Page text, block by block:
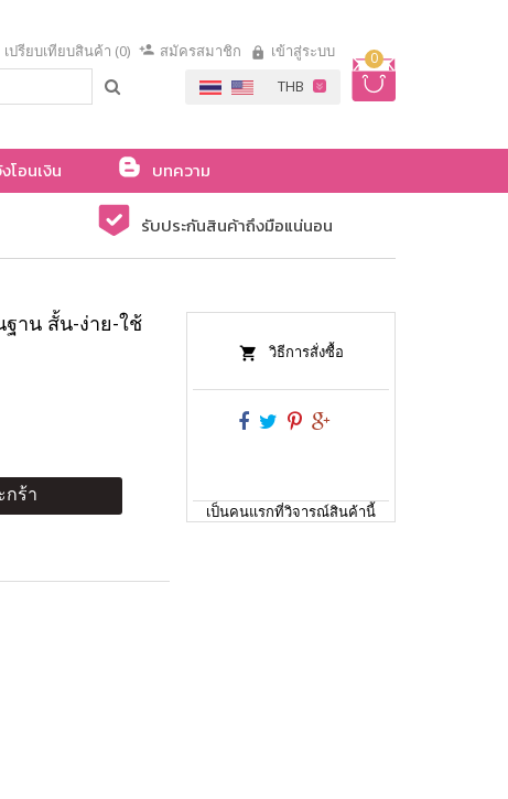
0
เปรียบเทียบสินค้า (0) สมัครสมาชิก เข้าสู่ระบบ
โอนเงิน
บทความ
รับประกันสินค้าถึงมือแน่นอน
าน สั้น-ง่าย-ใช้
กร้า
วิธีการสั่งซื้อ
เป็นคนแรกที่วิจารณ์สินค้านี้